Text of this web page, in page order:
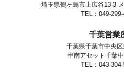
埼玉県鶴ヶ島市上広谷13-3
TEL：049-
千葉営業
千葉県千葉市中央
甲南アセット千葉
TEL：043-